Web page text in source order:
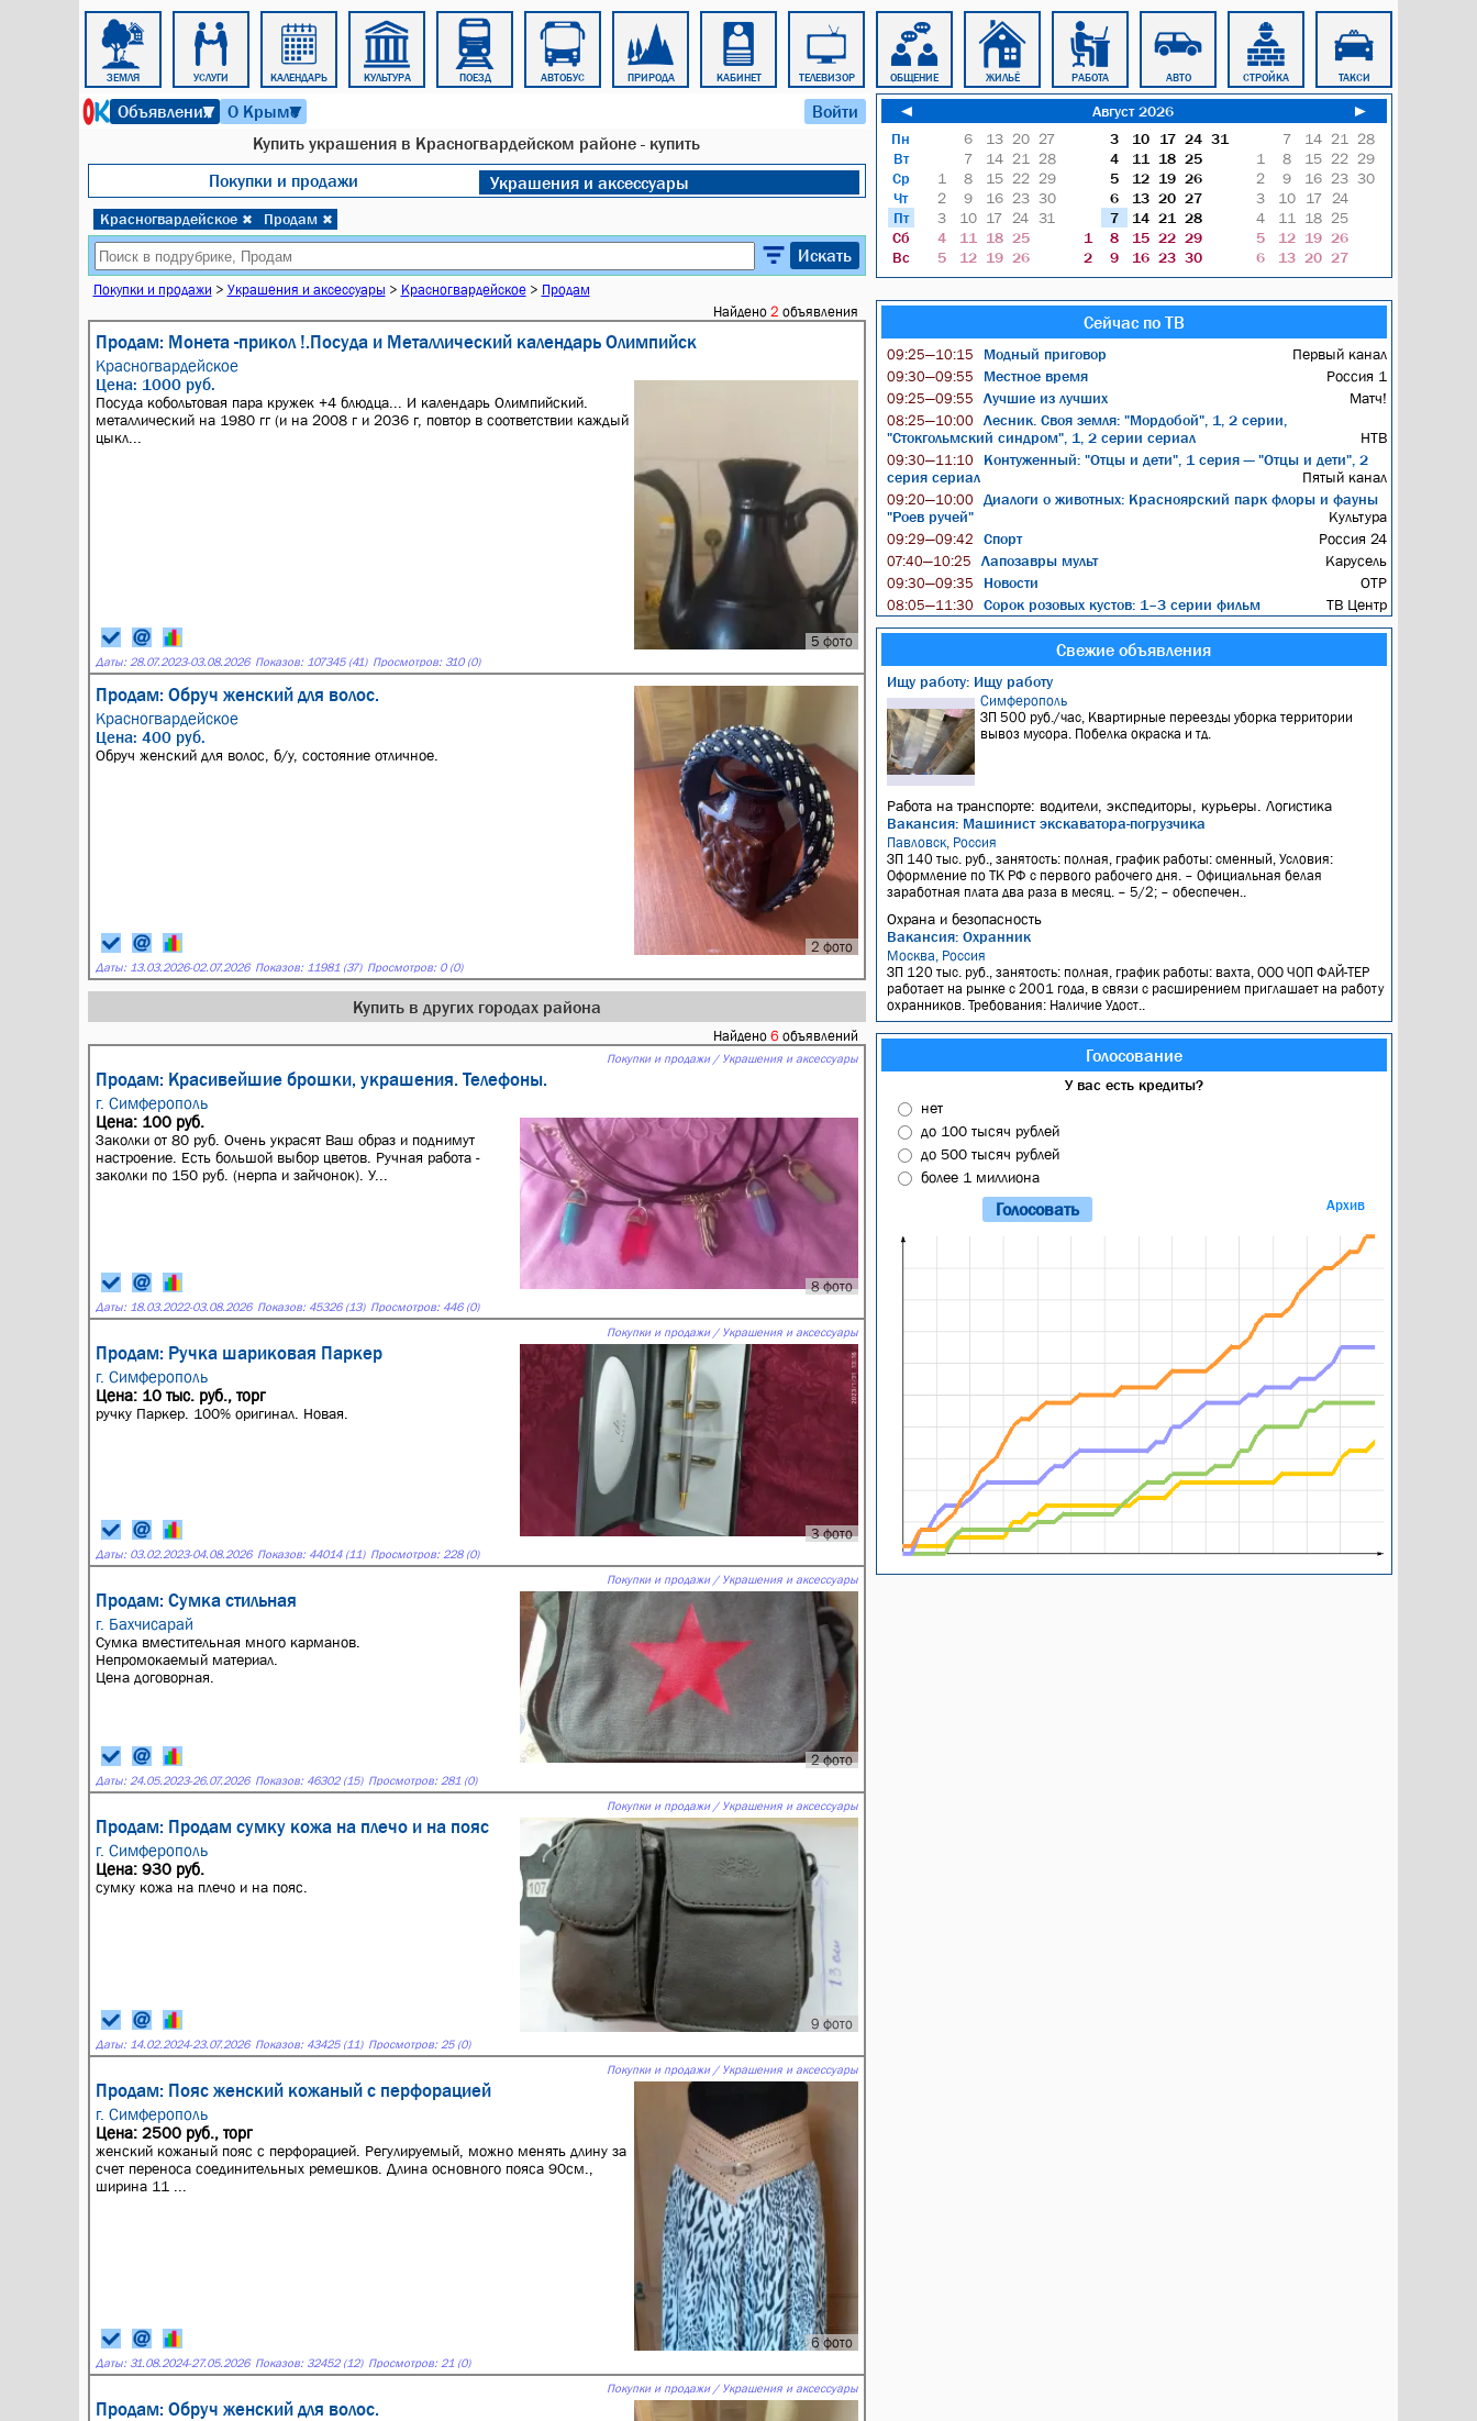
ЗЕМЛЯ УСЛУГИ КАЛЕНДАРЬ КУЛЬТУРА ПОЕЗД АВТОБУС ПРИРОДА КАБИНЕТ ТЕЛЕВИЗОР ОБЩЕНИЕ ЖИЛЬЁ РАБОТА АВТО СТРОЙКА ТАКСИ
Объявления
▼ О Крыме
▼ Войти
Купить украшения в Красногвардейском районе - купить
Покупки и продажи
Украшения и аксессуары
Красногвардейское ✖ Продам ✖
Искать
Покупки и продажи > Украшения и аксессуары > Красногвардейское> Продам
Найдено 2 объявления
Продам: Монета -прикол !.Посуда и Металлический календарь Олимпийск
Красногвардейское
5 фото
Цена: 1000 руб.
Посуда кобольтовая пара кружек +4 блюдца... И календарь Олимпийский.
металлический на 1980 гг (и на 2008 г и 2036 г, повтор в соответствии каждый
цыкл...
Даты: 28.07.2023-03.08.2026 Показов: 107345 (41) Просмотров: 310 (0)
Продам: Обруч женский для волос.
Красногвардейское
2 фото
Цена: 400 руб.
Обруч женский для волос, б/у, состояние отличное.
Даты: 13.03.2026-02.07.2026 Показов: 11981 (37) Просмотров: 0 (0)
Купить в других городах района
Найдено 6 объявлений
Покупки и продажи / Украшения и аксессуары
Продам: Красивейшие брошки, украшения. Телефоны.
г. Симферополь
8 фото
Цена: 100 руб.
Заколки от 80 руб. Очень украсят Ваш образ и поднимут
настроение. Есть большой выбор цветов. Ручная работа -
заколки по 150 руб. (нерпа и зайчонок). У...
Даты: 18.03.2022-03.08.2026 Показов: 45326 (13) Просмотров: 446 (0)
Покупки и продажи / Украшения и аксессуары
Продам: Ручка шариковая Паркер
г. Симферополь
3 фото
Цена: 10 тыс. руб., торг
ручку Паркер. 100% оригинал. Новая.
Даты: 03.02.2023-04.08.2026 Показов: 44014 (11) Просмотров: 228 (0)
Покупки и продажи / Украшения и аксессуары
Продам: Сумка стильная
г. Бахчисарай
2 фото
Сумка вместительная много карманов.
Непромокаемый материал.
Цена договорная.
Даты: 24.05.2023-26.07.2026 Показов: 46302 (15) Просмотров: 281 (0)
Покупки и продажи / Украшения и аксессуары
Продам: Продам сумку кожа на плечо и на пояс
г. Симферополь
9 фото
Цена: 930 руб.
сумку кожа на плечо и на пояс.
Даты: 14.02.2024-23.07.2026 Показов: 43425 (11) Просмотров: 25 (0)
Покупки и продажи / Украшения и аксессуары
Продам: Пояс женский кожаный с перфорацией
г. Симферополь
6 фото
Цена: 2500 руб., торг
женский кожаный пояс с перфорацией. Регулируемый, можно менять длину за
счет переноса соединительных ремешков. Длина основного пояса 90см.,
ширина 11 ...
Даты: 31.08.2024-27.05.2026 Показов: 32452 (12) Просмотров: 21 (0)
Покупки и продажи / Украшения и аксессуары
Продам: Обруч женский для волос.
◄ Август 2026
►
Пн
Вт
Ср
Чт
Пт
Сб
Вс
6 13 20 27
7
14 21
28
1
8 15 22 29
2
9 16 23 30
3
10 17 24 31
4
11 18 25
5
12 19 26
3 10 17 24 31
4
11 18 25
5
12 19 26
6
13 20 27
7
14 21
28
1
8 15 22 29
2
9 16 23 30
7 14 21
28
1
8 15 22 29
2
9 16 23 30
3
10 17
24
4
11 18 25
5
12 19 26
6
13 20 27
Сейчас по ТВ
09:25—10:15 Модный приговор Первый канал
09:30—09:55 Местное время Россия 1
09:25—09:55 Лучшие из лучших Матч!
08:25—10:00
Лесник. Своя земля: "Мордобой", 1, 2 серии,
"Стокгольмский синдром", 1, 2 серии сериал
НТВ
09:30—11:10
Контуженный: "Отцы и дети", 1 серия — "Отцы и дети", 2
серия сериал
Пятый канал
09:20—10:00
Диалоги о животных: Красноярский парк флоры и фауны
"Роев ручей"
Культура
09:29—09:42 Спорт Россия 24
07:40—10:25 Лапозавры мульт Карусель
09:30—09:35 Новости ОТР
08:05—11:30 Сорок розовых кустов: 1–3 серии фильм ТВ Центр
Свежие объявления
Ищу работу: Ищу работу
Симферополь
ЗП 500 руб./час, Квартирные переезды уборка территории
вывоз мусора. Побелка окраска и тд.
Работа на транспорте: водители, экспедиторы, курьеры. Логистика
Вакансия: Машинист экскаватора-погрузчика
Павловск, Россия
ЗП 140 тыс. руб., занятость: полная, график работы: сменный, Условия:
Оформление по ТК РФ с первого рабочего дня. – Официальная белая
заработная плата два раза в месяц. – 5/2; – обеспечен..
Охрана и безопасность
Вакансия: Охранник
Москва, Россия
ЗП 120 тыс. руб., занятость: полная, график работы: вахта, ООО ЧОП ФАЙ-ТЕР
работает на рынке с 2001 года, в связи с расширением приглашает на работу
охранников. Требования: Наличие Удост..
Голосование
У вас есть кредиты?
нет
до 100 тысяч рублей
до 500 тысяч рублей
более 1 миллиона
Архив